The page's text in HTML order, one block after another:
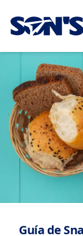
Laboratorios
Guía de